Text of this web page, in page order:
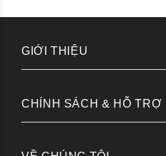
GIỚI THIỆU
CHÍNH SÁCH & HỖ TRỢ